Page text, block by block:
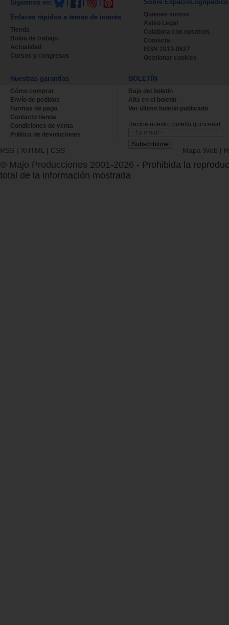
Síguenos en:
Enlaces rápidos a temas de interés
Tienda
Bolsa de trabajo
Actualidad
Cursos y congresos
Sobre EspacioLogopédico
Quienes somos
Aviso Legal
Colabora con nosotros
Contacta
ISSN 2013-0627
Gestionar cookies
Nuestras garantías
Cómo comprar
Envío de pedidos
Formas de pago
Contacto tienda
Condiciones de venta
Política de devoluciones
BOLETÍN
Baja del boletin
Alta en el boletin
Ver último boletin publicado
Recibe nuestro boletín quincenal.
RSS | XHTML | CSS Mapa Web |
© Majo Producciones 2001-2026 - Prohibida la
total de la información mostrada